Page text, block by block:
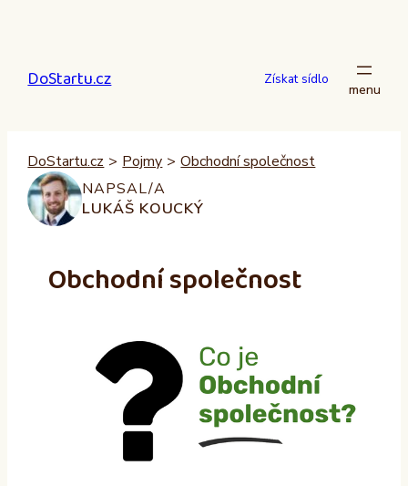
DoStartu.cz Získat sídlo
DoStartu.cz > Pojmy > Obchodní společnost
NAPSAL/A
LUKÁŠ KOUCKÝ
Obchodní společnost